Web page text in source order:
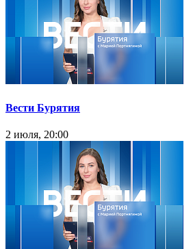
Вести Бурятия
2 июля, 20:00